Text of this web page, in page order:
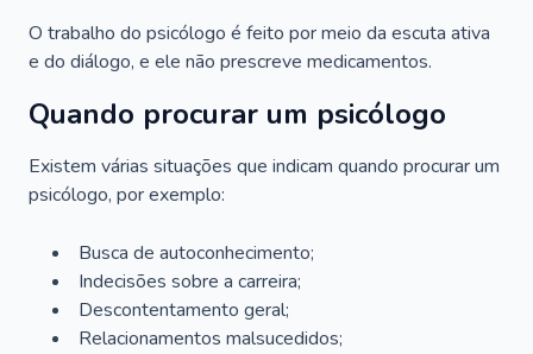
O trabalho do psicólogo é feito por meio da escuta ativa
e do diálogo, e ele não prescreve medicamentos.
Quando procurar um psicólogo
Existem várias situações que indicam quando procurar um
psicólogo, por exemplo:
Busca de autoconhecimento;
Indecisões sobre a carreira;
Descontentamento geral;
Relacionamentos malsucedidos;